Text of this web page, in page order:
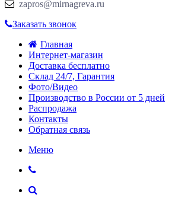
zapros@mirnagreva.ru
Заказать звонок
Главная
Интернет-магазин
Доставка бесплатно
Склад 24/7, Гарантия
Фото/Видео
Производство в России от 5 дней
Распродажа
Контакты
Обратная связь
Меню